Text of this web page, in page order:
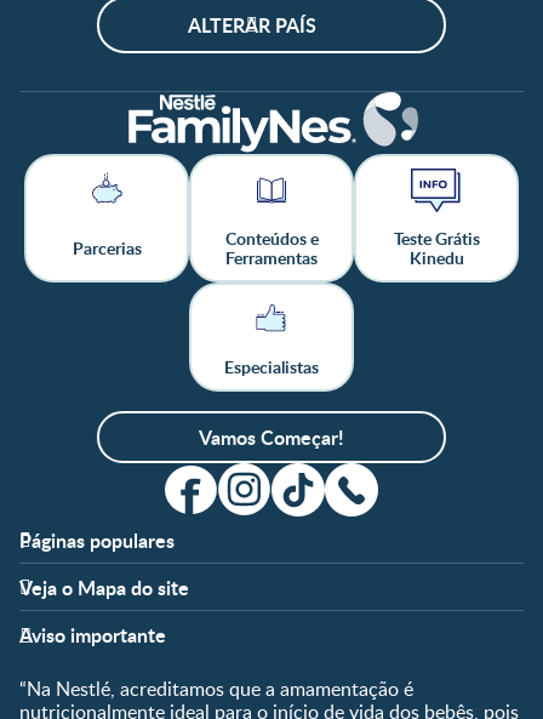
ALTERAR PAÍS
Parcerias
Conteúdos e
Ferramentas
Teste Grátis
Kinedu
Especialistas
Vamos Começar!
Páginas populares
Apoio
FAQ
Nossos Artigos
Fale conosco
Clube
Veja o Mapa do site
Fases
Pré-Concepção
Gravidez
Pós-Parto
Temas
Desenvolvimento
Aviso importante
“Na Nestlé, acreditamos que a amamentação é
nutricionalmente ideal para o início de vida dos bebês, pois